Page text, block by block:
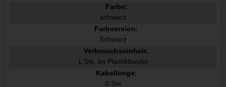
Farbe:
schwarz
Farbversion:
Schwarz
Verbrauchseinheit:
1 Stk. im Plastikbeutel
Kabellänge:
0.3m